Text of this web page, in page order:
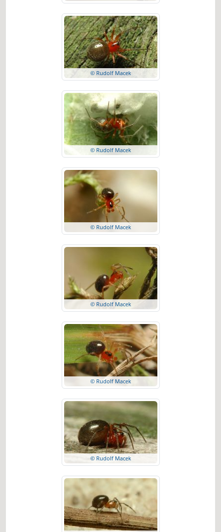
© Rudolf Macek
© Rudolf Macek
© Rudolf Macek
© Rudolf Macek
© Rudolf Macek
© Rudolf Macek